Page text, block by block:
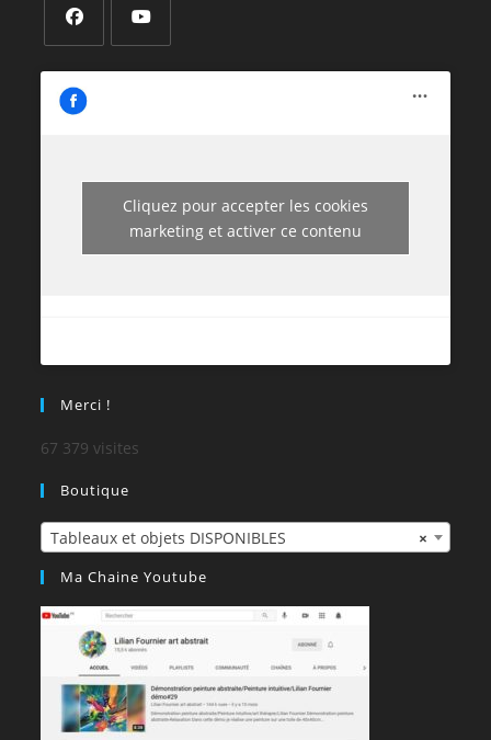
Cliquez pour accepter les cookies
marketing et activer ce contenu
Merci !
67 379 visites
Boutique
×
Tableaux et objets DISPONIBLES
Ma Chaine Youtube